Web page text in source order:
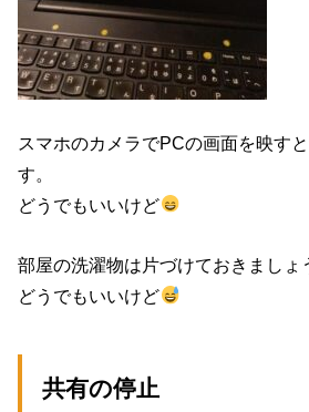
スマホのカメラでPCの画面を映す
す。
どうでもいいけど
部屋の洗濯物は片づけておきましょ
どうでもいいけど
共有の停止